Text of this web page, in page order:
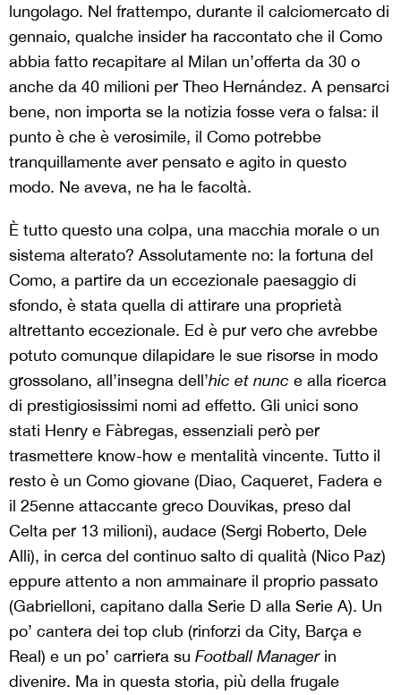
lungolago. Nel frattempo, durante il calciomercato di
gennaio, qualche insider ha raccontato che il Como
abbia fatto recapitare al Milan un’offerta da 30 o
anche da 40 milioni per Theo Hernández. A pensarci
bene, non importa se la notizia fosse vera o falsa: il
punto è che è verosimile, il Como potrebbe
tranquillamente aver pensato e agito in questo
modo. Ne aveva, ne ha le facoltà.
È tutto questo una colpa, una macchia morale o un
sistema alterato? Assolutamente no: la fortuna del
Como, a partire da un eccezionale paesaggio di
sfondo, è stata quella di attirare una proprietà
altrettanto eccezionale. Ed è pur vero che avrebbe
potuto comunque dilapidare le sue risorse in modo
grossolano, all’insegna dell’hic et nunc e alla ricerca
di prestigiosissimi nomi ad effetto. Gli unici sono
stati Henry e Fàbregas, essenziali però per
trasmettere know-how e mentalità vincente. Tutto il
resto è un Como giovane (Diao, Caqueret, Fadera e
il 25enne attaccante greco Douvikas, preso dal
Celta per 13 milioni), audace (Sergi Roberto, Dele
Alli), in cerca del continuo salto di qualità (Nico Paz)
eppure attento a non ammainare il proprio passato
(Gabrielloni, capitano dalla Serie D alla Serie A). Un
po’ cantera dei top club (rinforzi da City, Barça e
Real) e un po’ carriera su Football Managerin
divenire. Ma in questa storia, più della frugale